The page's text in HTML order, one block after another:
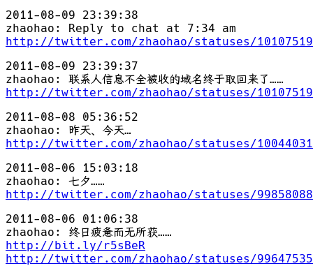
2011-08-09 23:39:38
zhaohao: Reply to chat at 7:34 am
http://twitter.com/zhaohao/statuses/
2011-08-09 23:39:37
zhaohao: 联系人信息不全被收的域名终于取回来了……
http://twitter.com/zhaohao/statuses/
2011-08-08 05:36:52
zhaohao: 昨天、今天…
http://twitter.com/zhaohao/statuses/
2011-08-06 15:03:18
zhaohao: 七夕……
http://twitter.com/zhaohao/statuses/
2011-08-06 01:06:38
zhaohao: 终日疲惫而无所获……
http://bit.ly/r5sBeR
http://twitter.com/zhaohao/statuses/